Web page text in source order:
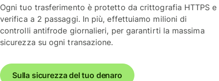
Ogni tuo trasferimento è protetto da crittografia HTTPS e
verifica a 2 passaggi. In più, effettuiamo milioni di
controlli antifrode giornalieri, per garantirti la massima
sicurezza su ogni transazione.
Sulla sicurezza del tuo denaro